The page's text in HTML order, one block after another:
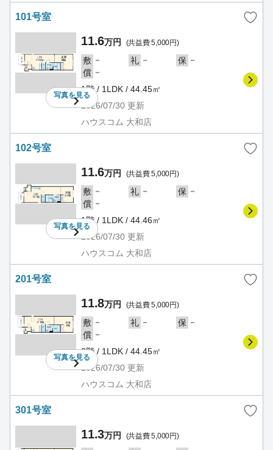
101号室
写真を見る
11.6万円 (共益費 5,000円)
敷 － 礼 － 保 －
償 －
1階 / 1LDK / 44.45㎡
2026/07/30 更新
ハウスコム 大和店
102号室
写真を見る
11.6万円 (共益費 5,000円)
敷 － 礼 － 保 －
償 －
1階 / 1LDK / 44.46㎡
2026/07/30 更新
ハウスコム 大和店
201号室
写真を見る
11.8万円 (共益費 5,000円)
敷 － 礼 － 保 －
償 －
2階 / 1LDK / 44.45㎡
2026/07/30 更新
ハウスコム 大和店
301号室
11.3万円 (共益費 5,000円)